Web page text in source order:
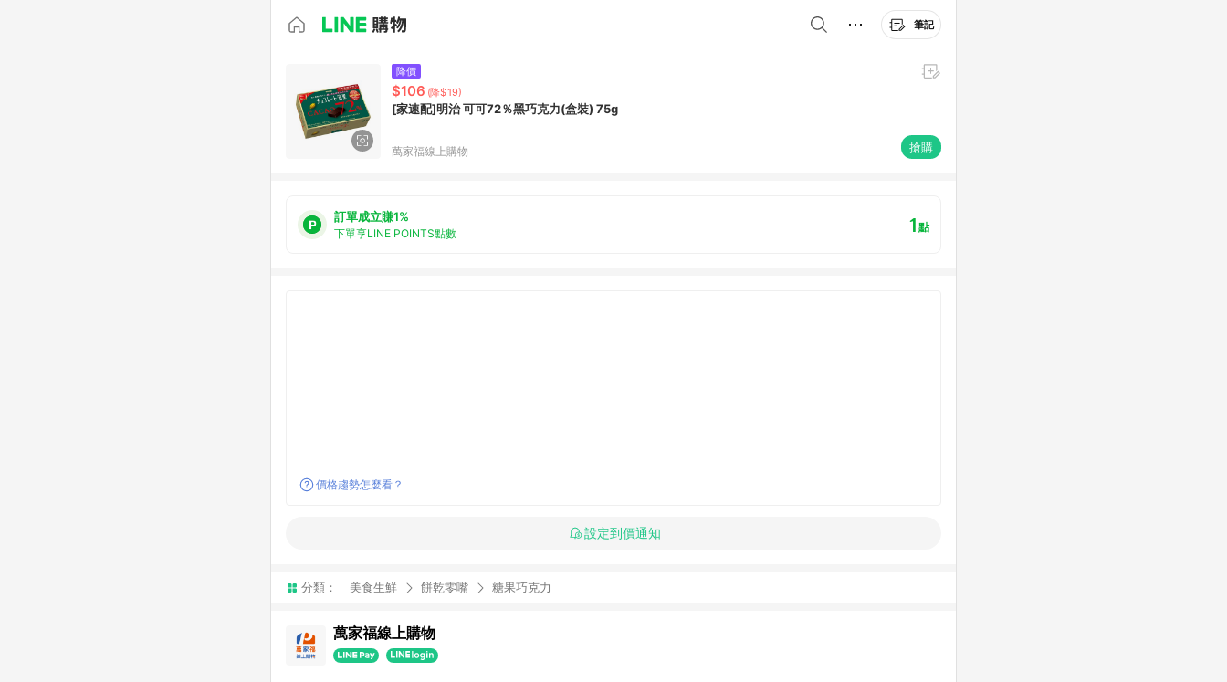
筆記
降價
$106 (降$19)
[家速配]明治 可可72％黑巧克力(盒裝) 75g
萬家福線上購物 搶購
訂單成立賺1%
下單享LINE POINTS點數 1點
價格趨勢怎麼看？
設定到價通知
分類： 美食生鮮 餅乾零嘴 糖果巧克力
萬家福線上購物